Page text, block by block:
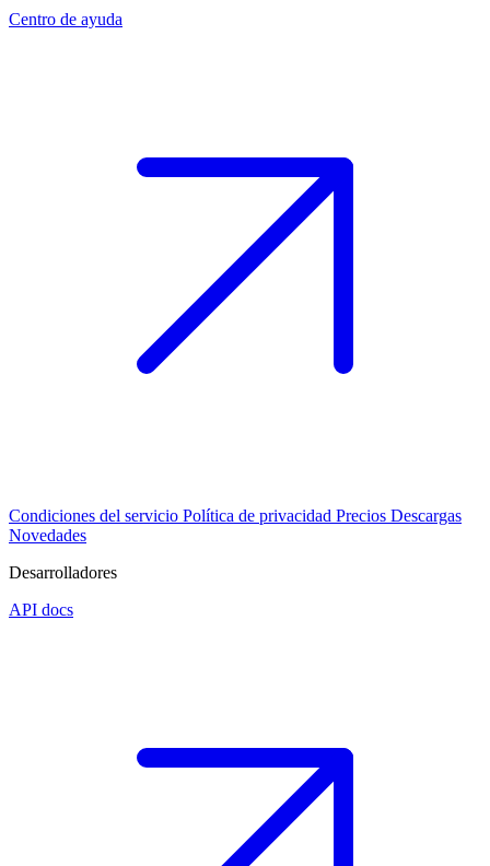
Centro de ayuda
Condiciones del servicio Política de privacidad Precios Descargas
Novedades
Desarrolladores
API docs